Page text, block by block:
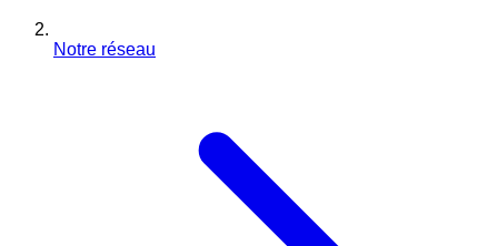
Notre réseau